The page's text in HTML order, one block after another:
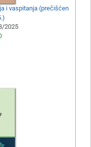
i vaspitanja (prečišćen
2025